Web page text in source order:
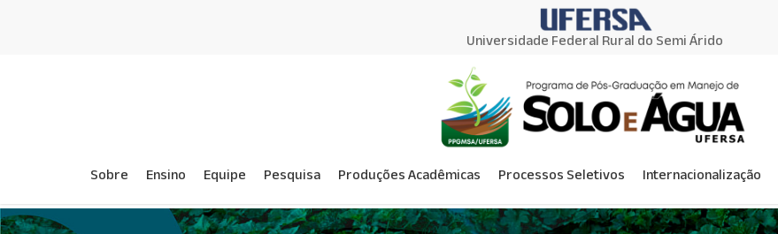
Universidade Federal Rural do Semi Árido
Sobre Ensino Equipe Pesquisa Produções Acadêmicas Processos Seletivos Internacionalização